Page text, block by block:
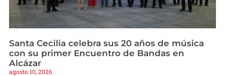
Santa Cecilia celebra sus 20 años de música
con su primer Encuentro de Bandas en
Alcázar
agosto 10, 2026